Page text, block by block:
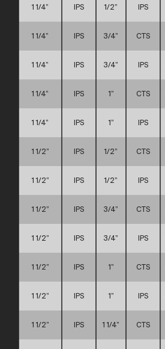
1 1/4” IPS 1/2” IPS
1 1/4” IPS 3/4” CTS
1 1/4” IPS 3/4” IPS
1 1/4” IPS 1” CTS
1 1/4” IPS 1” IPS
1 1/2” IPS 1/2” CTS
1 1/2” IPS 1/2” IPS
1 1/2” IPS 3/4” CTS
1 1/2” IPS 3/4” IPS
1 1/2” IPS 1” CTS
1 1/2” IPS 1” IPS
1 1/2” IPS 1 1/4” CTS